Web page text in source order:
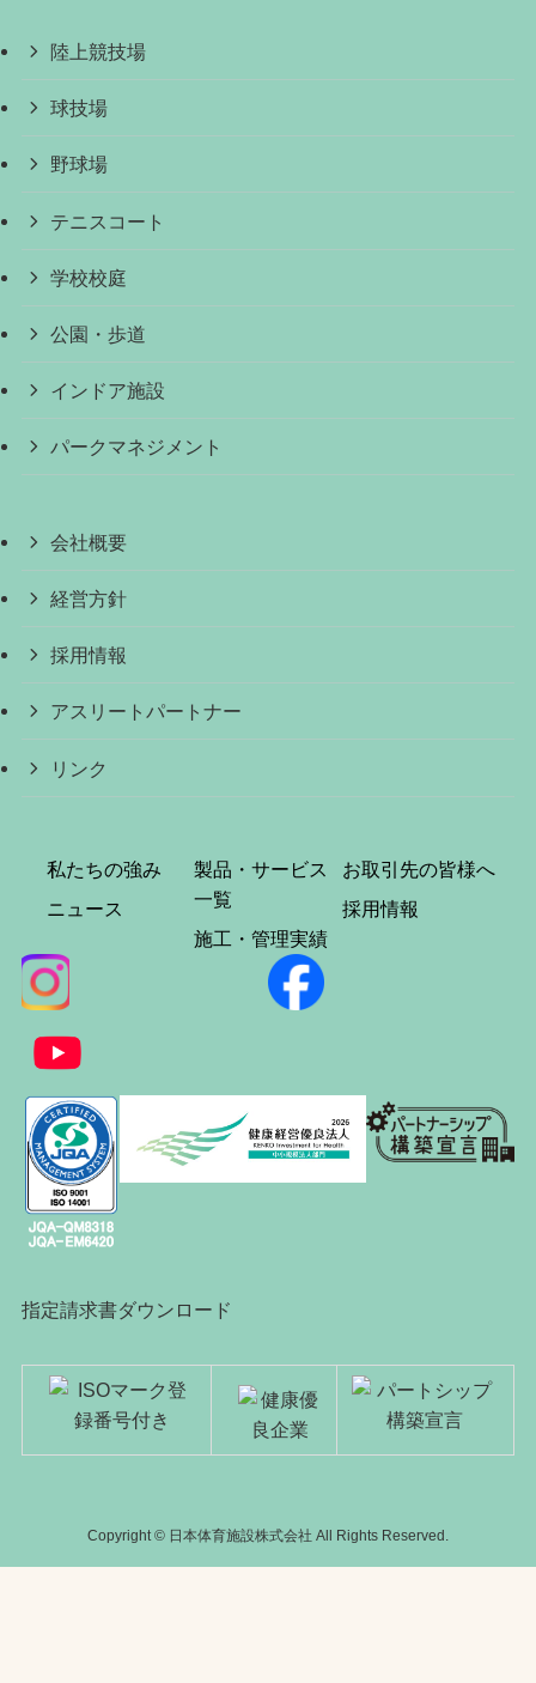
陸上競技場
球技場
野球場
テニスコート
学校校庭
公園・歩道
インドア施設
パークマネジメント
会社概要
経営方針
採用情報
アスリートパートナー
リンク
私たちの強み
ニュース
製品・サービス
一覧
施工・管理実績
お取引先の皆様へ
採用情報
指定請求書ダウンロード
Copyright © 日本体育施設株式会社 All Rights Reserved.